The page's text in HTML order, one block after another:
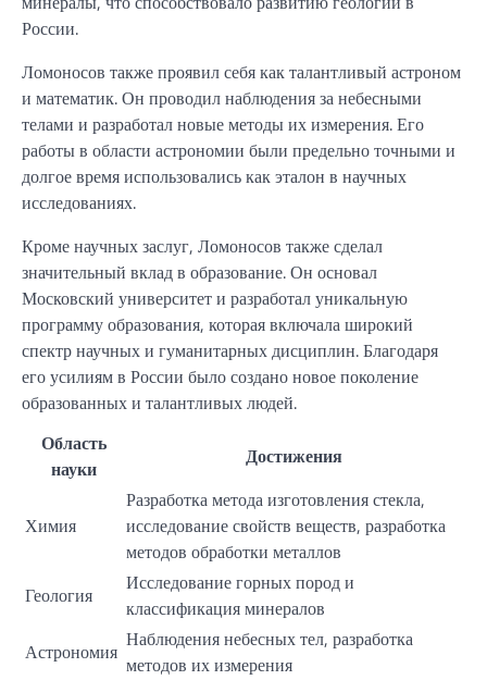
России.
Ломоносов также проявил себя как талантливый астроном
и математик. Он проводил наблюдения за небесными
телами и разработал новые методы их измерения. Его
работы в области астрономии были предельно точными и
долгое время использовались как эталон в научных
исследованиях.
Кроме научных заслуг, Ломоносов также сделал
значительный вклад в образование. Он основал
Московский университет и разработал уникальную
программу образования, которая включала широкий
спектр научных и гуманитарных дисциплин. Благодаря
его усилиям в России было создано новое поколение
образованных и талантливых людей.
Область
науки
Достижения
Химия
Разработка метода изготовления стекла,
исследование свойств веществ, разработка
методов обработки металлов
Геология
Исследование горных пород и
классификация минералов
Астрономия Наблюдения небесных тел, разработка
методов их измерения